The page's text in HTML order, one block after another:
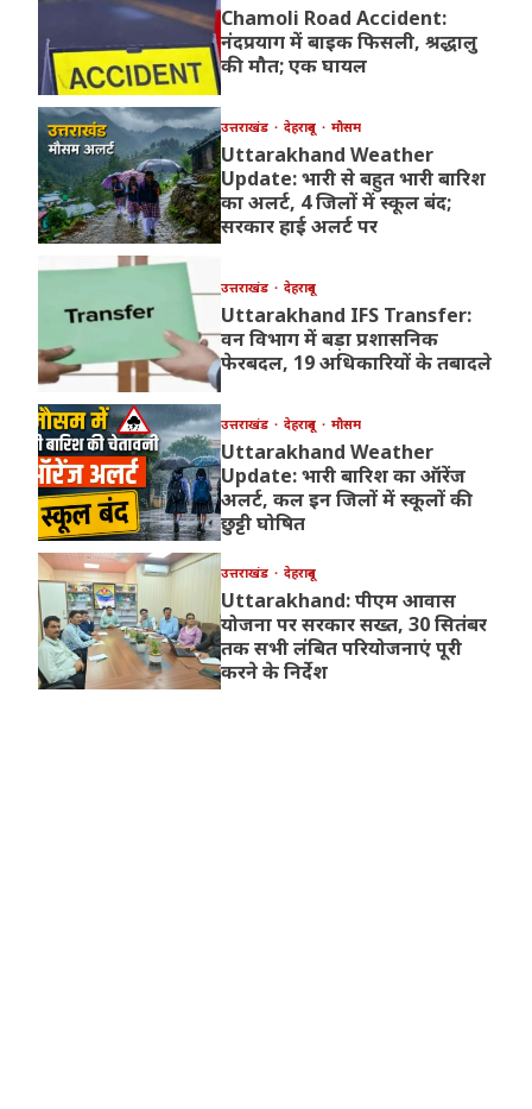
Chamoli Road Accident:
नंदप्रयाग में बाइक फिसली, श्रद्धालु
की मौत; एक घायल
उत्तराखंड देहरादून मौसम
Uttarakhand Weather
Update: भारी से बहुत भारी बारिश
का अलर्ट, 4 जिलों में स्कूल बंद;
सरकार हाई अलर्ट पर
उत्तराखंड देहरादून
Uttarakhand IFS Transfer:
वन विभाग में बड़ा प्रशासनिक
फेरबदल, 19 अधिकारियों के तबादले
उत्तराखंड देहरादून मौसम
Uttarakhand Weather
Update: भारी बारिश का ऑरेंज
अलर्ट, कल इन जिलों में स्कूलों की
छुट्टी घोषित
उत्तराखंड देहरादून
Uttarakhand: पीएम आवास
योजना पर सरकार सख्त, 30 सितंबर
तक सभी लंबित परियोजनाएं पूरी
करने के निर्देश